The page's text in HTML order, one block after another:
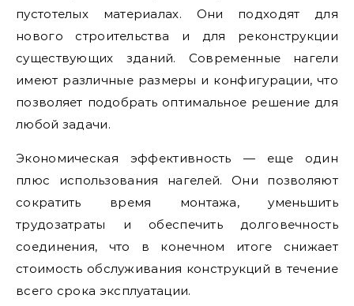
пустотелых материалах. Они подходят для
нового строительства и для реконструкции
существующих зданий. Современные нагели
имеют различные размеры и конфигурации, что
позволяет подобрать оптимальное решение для
любой задачи.
Экономическая эффективность — еще один
плюс использования нагелей. Они позволяют
сократить время монтажа, уменьшить
трудозатраты и обеспечить долговечность
соединения, что в конечном итоге снижает
стоимость обслуживания конструкций в течение
всего срока эксплуатации.